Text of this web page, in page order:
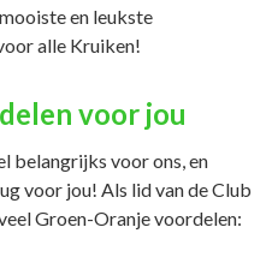
en leukste
alle Kruiken!
voor jou
belangrijks voor ons, en
voor jou! Als lid van de Club
Groen-Oranje voordelen: